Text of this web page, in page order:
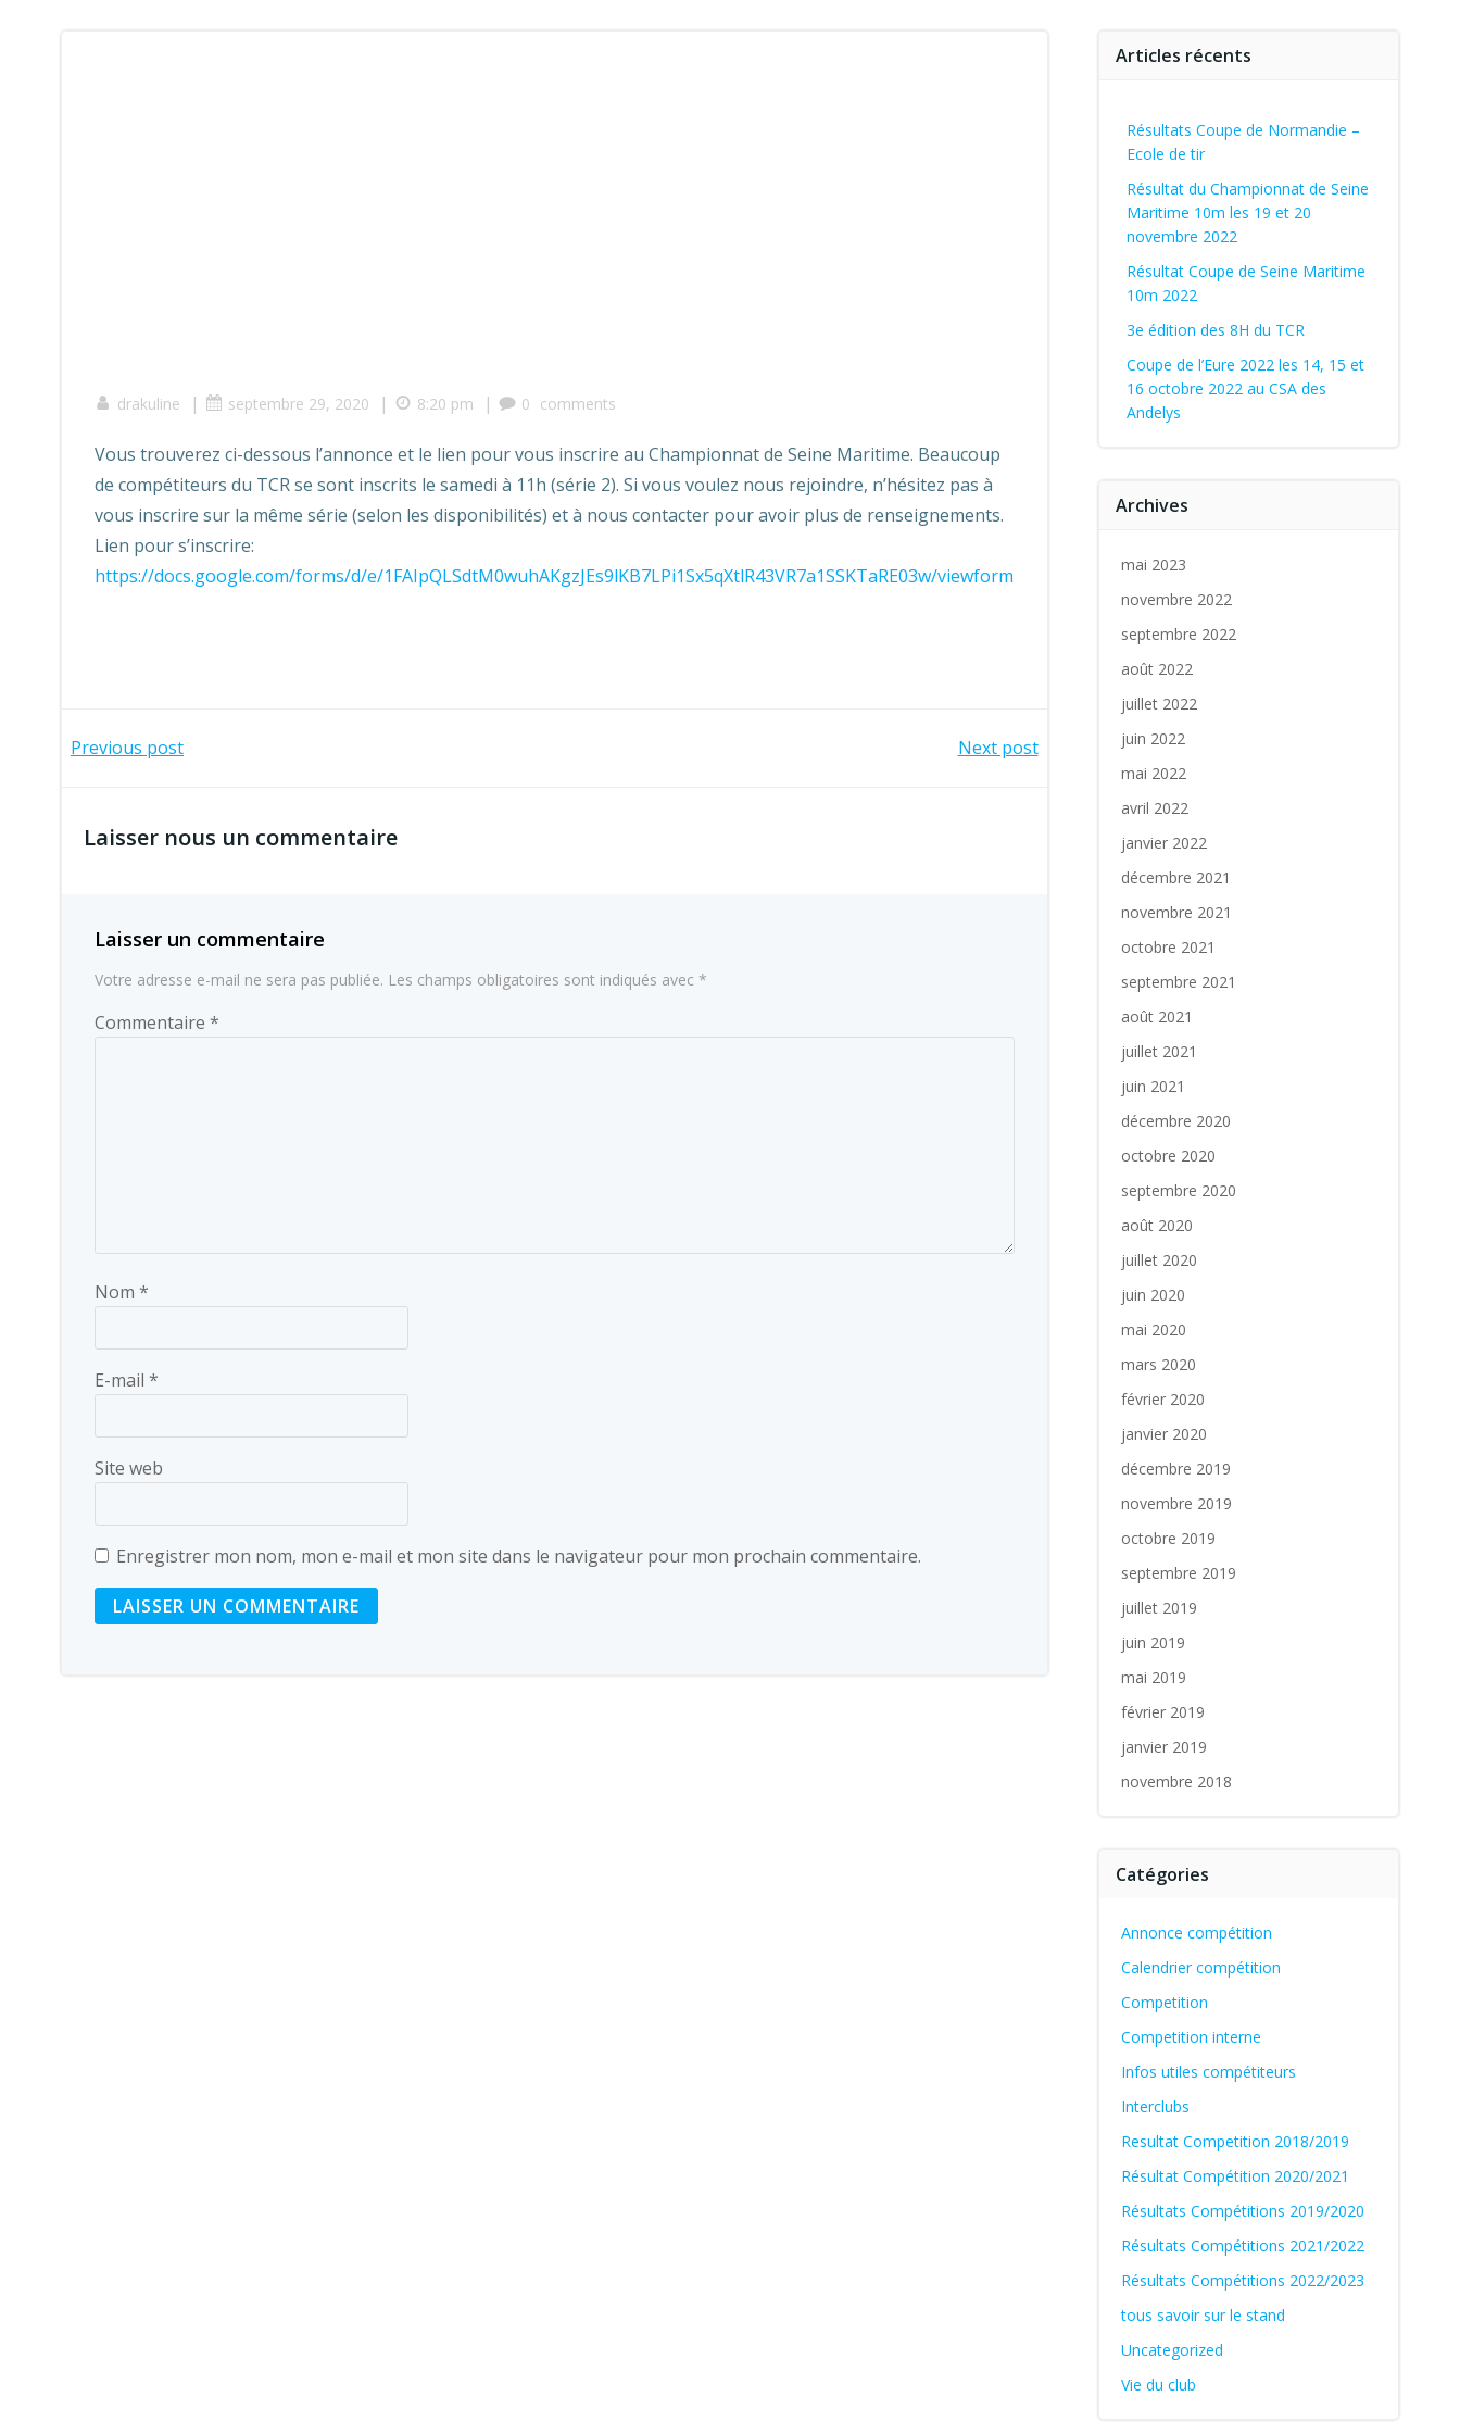
drakuline | septembre 29, 2020 | 8:20 pm | 0 comments
Vous trouverez ci-dessous l’annonce et le lien pour vous inscrire au Championnat de Seine Maritime. Beaucoup
de compétiteurs du TCR se sont inscrits le samedi à 11h (série 2). Si vous voulez nous rejoindre, n’hésitez pas à
vous inscrire sur la même série (selon les disponibilités) et à nous contacter pour avoir plus de renseignements.
Lien pour s’inscrire:
https://docs.google.com/forms/d/e/1FAIpQLSdtM0wuhAKgzJEs9lKB7LPi1Sx5qXtlR43VR7a1SSKTaRE03w/viewform
Navigation
l’article
Previous post Next post
Laisser nous un commentaire
Laisser un commentaire
Votre adresse e-mail ne sera pas publiée. Les champs obligatoires sont indiqués avec *
Commentaire *
Nom *
E-mail *
Site web
Enregistrer mon nom, mon e-mail et mon site dans le navigateur pour mon prochain commentaire.
Articles récents
Résultats Coupe de Normandie –
Ecole de tir
Résultat du Championnat de Seine
Maritime 10m les 19 et 20
novembre 2022
Résultat Coupe de Seine Maritime
10m 2022
3e édition des 8H du TCR
Coupe de l’Eure 2022 les 14, 15 et
16 octobre 2022 au CSA des
Andelys
Archives
mai 2023
novembre 2022
septembre 2022
août 2022
juillet 2022
juin 2022
mai 2022
avril 2022
janvier 2022
décembre 2021
novembre 2021
octobre 2021
septembre 2021
août 2021
juillet 2021
juin 2021
décembre 2020
octobre 2020
septembre 2020
août 2020
juillet 2020
juin 2020
mai 2020
mars 2020
février 2020
janvier 2020
décembre 2019
novembre 2019
octobre 2019
septembre 2019
juillet 2019
juin 2019
mai 2019
février 2019
janvier 2019
novembre 2018
Catégories
Annonce compétition
Calendrier compétition
Competition
Competition interne
Infos utiles compétiteurs
Interclubs
Resultat Competition 2018/2019
Résultat Compétition 2020/2021
Résultats Compétitions 2019/2020
Résultats Compétitions 2021/2022
Résultats Compétitions 2022/2023
tous savoir sur le stand
Uncategorized
Vie du club